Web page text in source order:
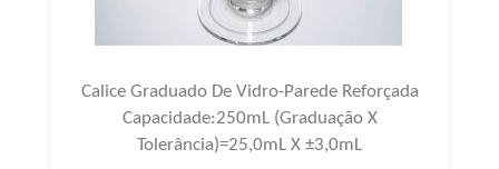
Calice Graduado De Vidro-Parede Reforçada
Capacidade:250mL (Graduação X
Tolerância)=25,0mL X ±3,0mL